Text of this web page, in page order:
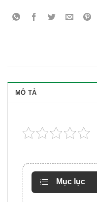
MÔ TẢ
Mục lục